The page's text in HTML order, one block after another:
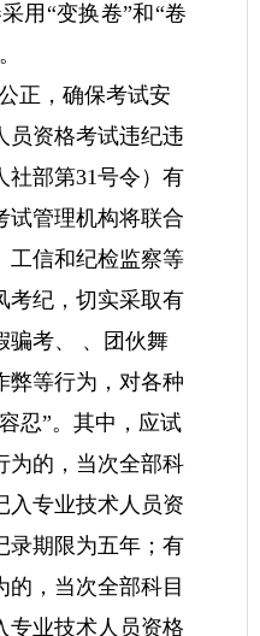
用“变换卷”和“卷
正，确保考试安
员资格考试违纪违
社部第31号令）有
试管理机构将联合
工信和纪检监察等
考纪，切实采取有
骗考、 、团伙舞
弊等行为，对各种
忍”。其中，应试
为的，当次全部科
入专业技术人员资
录期限为五年；有
，当次全部科目
专业技术人员资格